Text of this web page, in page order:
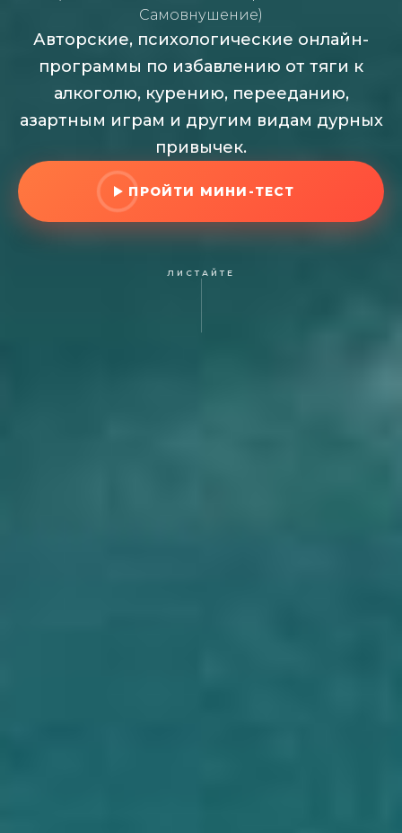
Самовнушение)
Авторские, психологические онлайн-
программы по избавлению от тяги к
алкоголю, курению, перееданию,
азартным играм и другим видам дурных
привычек.
ПРОЙТИ МИНИ-ТЕСТ
ЛИСТАЙТЕ